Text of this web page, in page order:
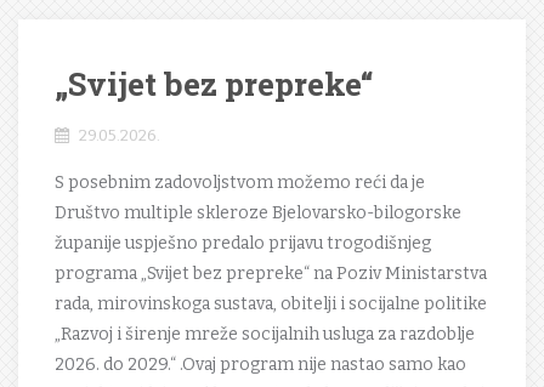
„Svijet bez prepreke“
29.05.2026.
S posebnim zadovoljstvom možemo reći da je
Društvo multiple skleroze Bjelovarsko-bilogorske
županije uspješno predalo prijavu trogodišnjeg
programa „Svijet bez prepreke“ na Poziv Ministarstva
rada, mirovinskoga sustava, obitelji i socijalne politike
„Razvoj i širenje mreže socijalnih usluga za razdoblje
2026. do 2029.“ .Ovaj program nije nastao samo kao